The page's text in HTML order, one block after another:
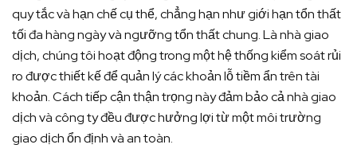
quy tắc và hạn chế cụ thể, chẳng hạn như giới hạn tổn thất
tối đa hàng ngày và ngưỡng tổn thất chung. Là nhà giao
dịch, chúng tôi hoạt động trong một hệ thống kiểm soát rủi
ro được thiết kế để quản lý các khoản lỗ tiềm ẩn trên tài
khoản. Cách tiếp cận thận trọng này đảm bảo cả nhà giao
dịch và công ty đều được hưởng lợi từ một môi trường
giao dịch ổn định và an toàn.